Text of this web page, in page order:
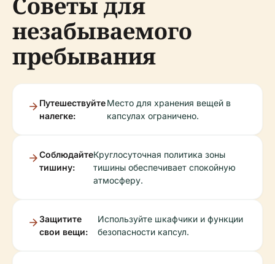
незабываемого
пребывания
Путешествуйте
налегке:
Место для хранения вещей в
капсулах ограничено.
Соблюдайте
тишину:
Круглосуточная политика зоны
тишины обеспечивает спокойную
атмосферу.
Защитите
свои вещи:
Используйте шкафчики и функции
безопасности капсул.